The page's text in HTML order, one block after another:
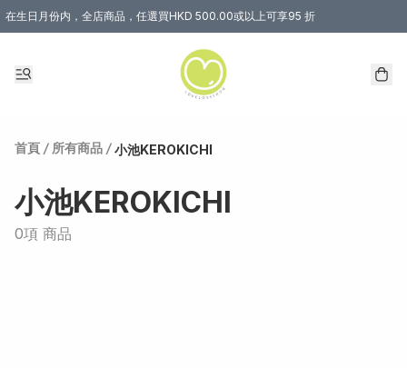
在生日月份内，全店商品，任選買HKD 500.00或以上可享95 折
首頁 / 所有商品 / 小池KEROKICHI
小池KEROKICHI
0項 商品